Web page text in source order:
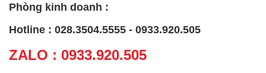
Phòng kinh doanh :
Hotline : 028.3504.5555 - 0933.920.505
ZALO : 0933.920.505